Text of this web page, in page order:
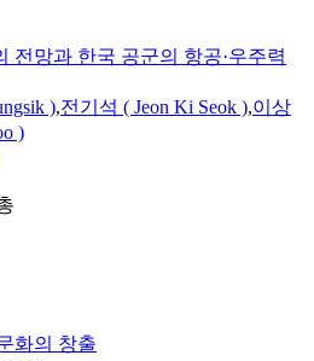
전망과 한국 공군의 항공·우주력
),전기석 ( Jeon Ki Seok ),이상
)
화의 창출